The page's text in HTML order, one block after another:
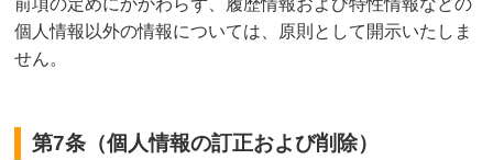
前項の定めにかかわらず、履歴情報および特性情報などの
個人情報以外の情報については、原則として開示いたしま
せん。
第7条（個人情報の訂正および削除）